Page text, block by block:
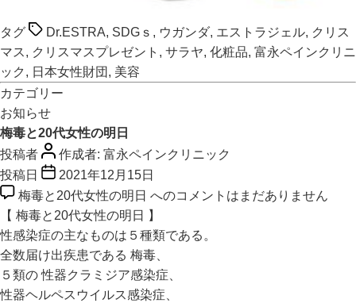
タグ Dr.ESTRA, SDGｓ , ウガンダ, エストラジェル, クリス
マス, クリスマスプレゼント , サラヤ, 化粧品, 富永ペインクリニ
ック , 日本女性財団 , 美容
カテゴリー
お知らせ
梅毒と20代女性の明日
投稿者
作成者: 富永ペインクリニック
投稿日
2021年12月15日
梅毒と20代女性の明日 へのコメントはまだありません
【 梅毒と20代女性の明日 】
性感染症の主なものは５種類である。
全数届け出疾患である 梅毒、
５類の 性器クラミジア感染症、
性器ヘルペスウイルス感染症、